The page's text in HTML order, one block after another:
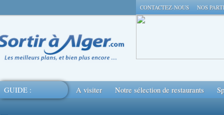
CONTACTEZ-NOUS NOS
GUIDE : A visiter Notre sélection de restaurants